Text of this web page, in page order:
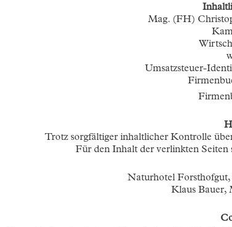
Mag. (FH)
Umsatzsteuer-
Trotz sorgfältiger inhaltlicher Kontrolle
Für den Inhalt der verlinkten
Naturhotel
Klaus Bauer,